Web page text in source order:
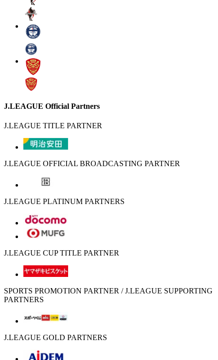
J.LEAGUE Official Partners
J.LEAGUE TITLE PARTNER
J.LEAGUE OFFICIAL BROADCASTING PARTNER
J.LEAGUE PLATINUM PARTNERS
J.LEAGUE CUP TITLE PARTNER
SPORTS PROMOTION PARTNER / J.LEAGUE SUPPORTING
PARTNERS
J.LEAGUE GOLD PARTNERS